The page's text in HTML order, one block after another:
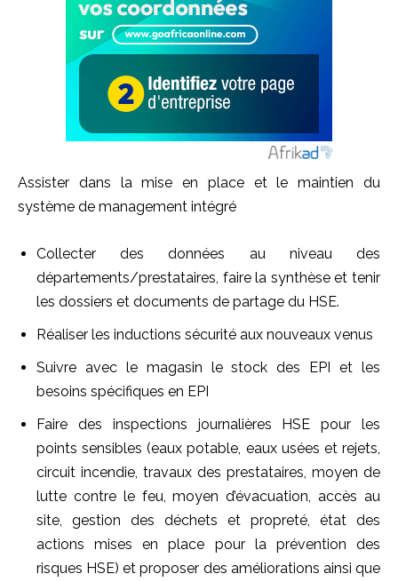
Assister dans la mise en place et le maintien du
système de management intégré
Collecter des données au niveau des
départements/prestataires, faire la synthèse et tenir
les dossiers et documents de partage du HSE.
Réaliser les inductions sécurité aux nouveaux venus
Suivre avec le magasin le stock des EPI et les
besoins spécifiques en EPI
Faire des inspections journalières HSE pour les
points sensibles (eaux potable, eaux usées et rejets,
circuit incendie, travaux des prestataires, moyen de
lutte contre le feu, moyen d’évacuation, accès au
site, gestion des déchets et propreté, état des
actions mises en place pour la prévention des
risques HSE) et proposer des améliorations ainsi que